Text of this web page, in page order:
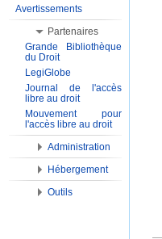
Avertissements
Partenaires
Grande Bibliothèque
du Droit
LegiGlobe
Journal de l'accès
libre au droit
Mouvement pour
l'accès libre au droit
Administration
Hébergement
Outils